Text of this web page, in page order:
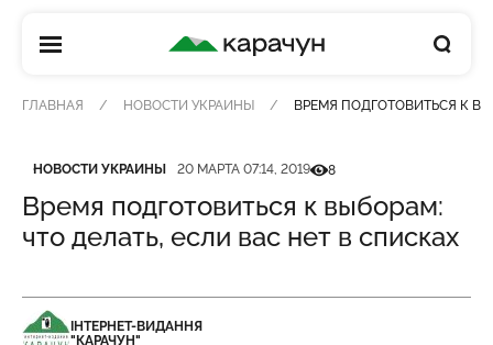
КАРАЧУН
ГЛАВНАЯ НОВОСТИ УКРАИНЫ ВРЕМЯ ПОДГОТОВИТЬСЯ К
Категория
НОВОСТИ УКРАИНЫ
Дата публикации 20 МАРТА 07:14, 2019Кількість переглядів
8
Время подготовиться к выборам:
что делать, если вас нет в списках
ІНТЕРНЕТ-ВИДАННЯ
"КАРАЧУН"